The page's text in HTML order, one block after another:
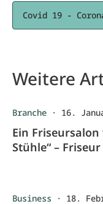
Covid 19 -
Weitere
Branche · 16.
Ein
Stühle“ –
Business · 18.